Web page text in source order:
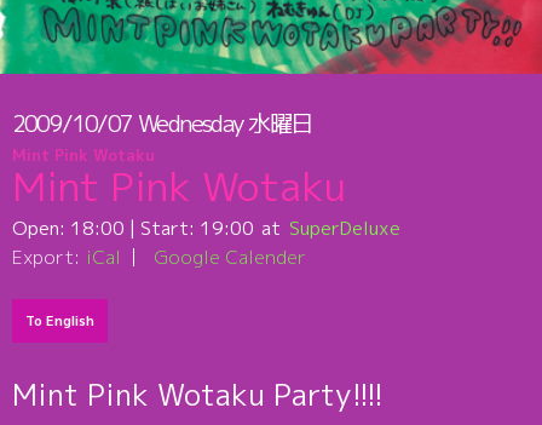
2009/10/07 Wednesday水曜日
Mint Pink Wotaku
Mint Pink Wotaku
Open: 18:00 | Start: 19:00
SuperDeluxe
Export: iCal Google Calender
To English
Mint Pink Wotaku Party!!!!